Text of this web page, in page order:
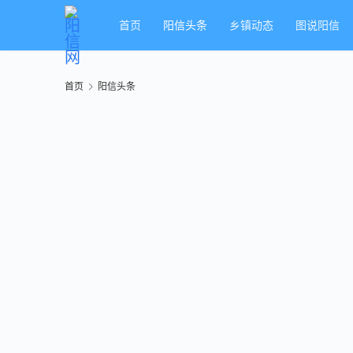
首页 阳信头条 乡镇动态 图说阳信
首页 阳信头条